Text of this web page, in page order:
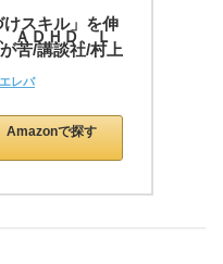
スキル」を伸
ＡＤＨＤ、Ｌ
苦/講談社/村上
レバ
Amazonで探す